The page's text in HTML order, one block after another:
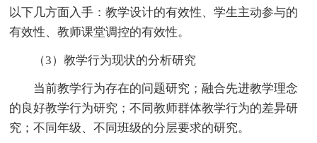
以下几方面入手：教学设计的有效性、学生主动参与的
有效性、教师课堂调控的有效性。
（3）教学行为现状的分析研究
当前教学行为存在的问题研究；融合先进教学理念
的良好教学行为研究；不同教师群体教学行为的差异研
究；不同年级、不同班级的分层要求的研究。